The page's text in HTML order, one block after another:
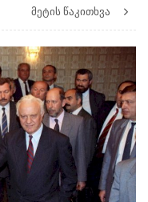
მეტის წაკითხვა